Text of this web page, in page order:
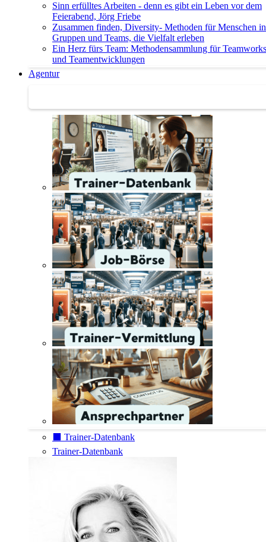
Sinn erfülltes Arbeiten - denn es gibt ein Leben vor dem
Feierabend, Jörg Friebe
Zusammen finden, Diversity- Methoden für Menschen in
Gruppen und Teams, die Vielfalt erleben
Ein Herz fürs Team: Methodensammlung für
und Teamentwicklungen
Agentur
⬛️ Trainer-Datenbank
Trainer-Datenbank